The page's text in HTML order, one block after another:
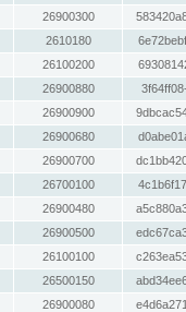
26900300
2610180
26100200
26900880
26900900
26900680
26900700
26700100
26900480
26900500
26100100
26500150
26900080